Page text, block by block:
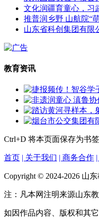
文化润疆育童心，
推普润乡野 山航院“
山东省科创集团有限
教育资讯
Ctrl+D 将本页面保存为书
首页 | 关于我们 | 商务合作
Copyright © 2024-2026 山
注：凡本网注明来源山东
如因作品内容、版权和其